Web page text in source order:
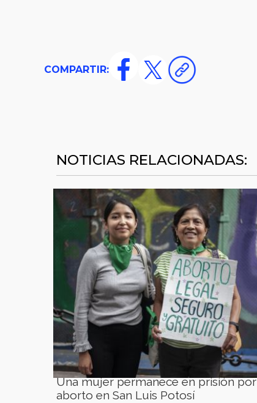
COMPARTIR:
NOTICIAS RELACIONADAS:
Una mujer permanece en prisión por
aborto en San Luis Potosí